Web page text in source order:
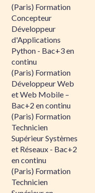
(Paris) Formation
Concepteur
Développeur
d'Applications
Python - Bac+3 en
continu
(Paris) Formation
Développeur Web
et Web Mobile –
Bac+2 en continu
(Paris) Formation
Technicien
Supérieur Systèmes
et Réseaux - Bac+2
en continu
(Paris) Formation
Technicien